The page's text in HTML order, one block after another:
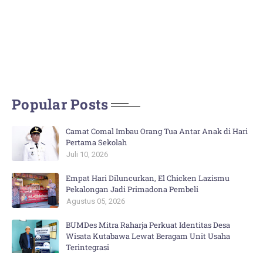
Popular Posts
Camat Comal Imbau Orang Tua Antar Anak di Hari
Pertama Sekolah
Juli 10, 2026
Empat Hari Diluncurkan, El Chicken Lazismu
Pekalongan Jadi Primadona Pembeli
Agustus 05, 2026
BUMDes Mitra Raharja Perkuat Identitas Desa
Wisata Kutabawa Lewat Beragam Unit Usaha
Terintegrasi